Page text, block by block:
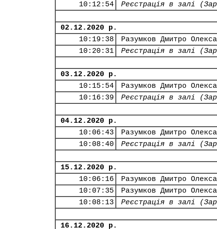
10:12:54
Реєстрація в залі
02.12.2020 р.
10:19:38
Разумков Дмитро
10:20:31
Реєстрація в залі
03.12.2020 р.
10:15:54
Разумков Дмитро
10:16:39
Реєстрація в залі
04.12.2020 р.
10:06:43
Разумков Дмитро
10:08:40
Реєстрація в залі
15.12.2020 р.
10:06:16
Разумков Дмитро
10:07:35
Разумков Дмитро
10:08:13
Реєстрація в залі
16.12.2020 р.